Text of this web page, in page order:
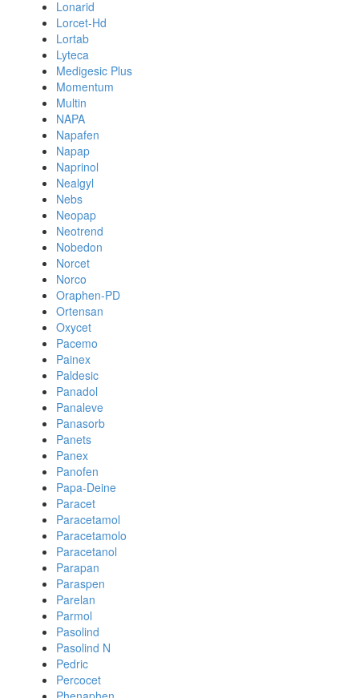
Lonarid
Lorcet-Hd
Lortab
Lyteca
Medigesic Plus
Momentum
Multin
NAPA
Napafen
Napap
Naprinol
Nealgyl
Nebs
Neopap
Neotrend
Nobedon
Norcet
Norco
Oraphen-PD
Ortensan
Oxycet
Pacemo
Painex
Paldesic
Panadol
Panaleve
Panasorb
Panets
Panex
Panofen
Papa-Deine
Paracet
Paracetamol
Paracetamolo
Paracetanol
Parapan
Paraspen
Parelan
Parmol
Pasolind
Pasolind N
Pedric
Percocet